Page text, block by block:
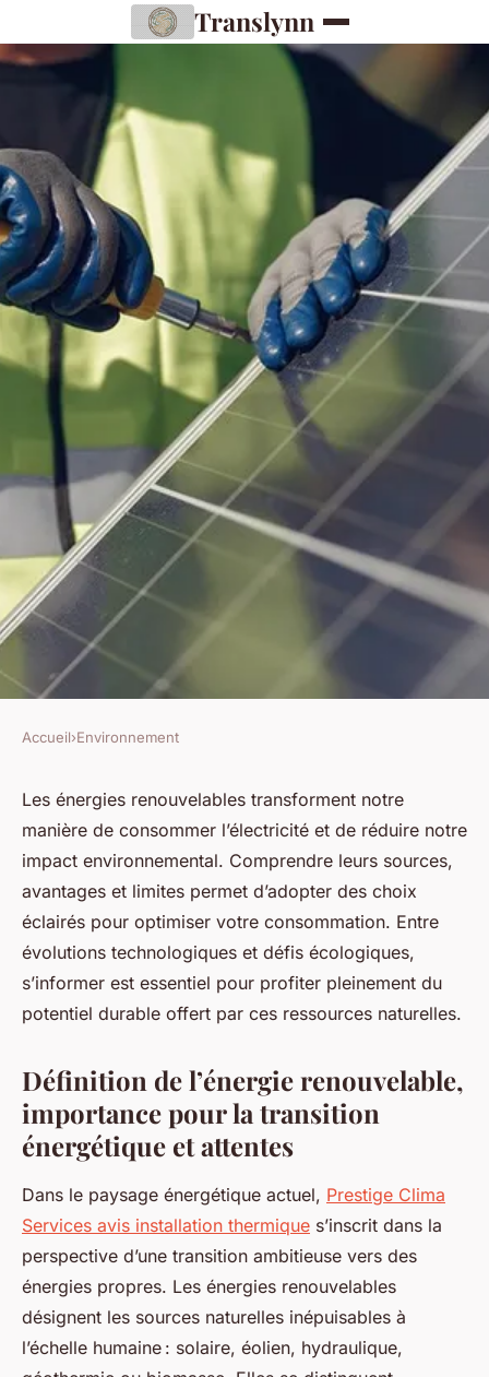
Translynn
Énergie renouvelable :
comment optimiser votre
consommation ?
Ibrahim• 17 juillet 2025•10 min de lecture
Accueil›Environnement
Les énergies renouvelables transforment notre
manière de consommer l’électricité et de réduire notre
impact environnemental. Comprendre leurs sources,
avantages et limites permet d’adopter des choix
éclairés pour optimiser votre consommation. Entre
évolutions technologiques et défis écologiques,
s’informer est essentiel pour profiter pleinement du
potentiel durable offert par ces ressources naturelles.
Définition de l’énergie renouvelable,
importance pour la transition
énergétique et attentes
Dans le paysage énergétique actuel, Prestige Clima
Services avis installation thermique s’inscrit dans la
perspective d’une transition ambitieuse vers des
énergies propres. Les énergies renouvelables
désignent les sources naturelles inépuisables à
l’échelle humaine : solaire, éolien, hydraulique,